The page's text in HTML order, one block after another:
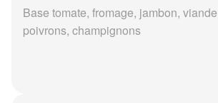
Base tomate, fromage, jambon,
poivrons, champignons